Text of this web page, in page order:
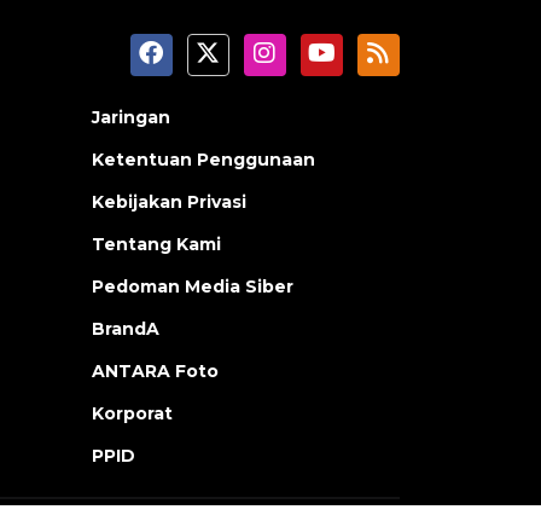
Jaringan
Ketentuan Penggunaan
Kebijakan Privasi
Tentang Kami
Pedoman Media Siber
BrandA
ANTARA Foto
Korporat
PPID